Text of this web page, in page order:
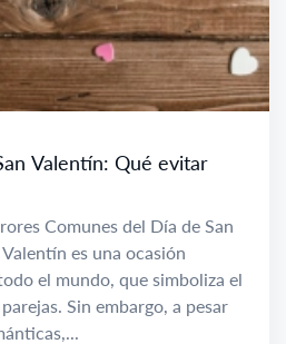
Valentín: Qué evitar
Comunes del Día de San
es una ocasión
el mundo, que simboliza el
Sin embargo, a pesar